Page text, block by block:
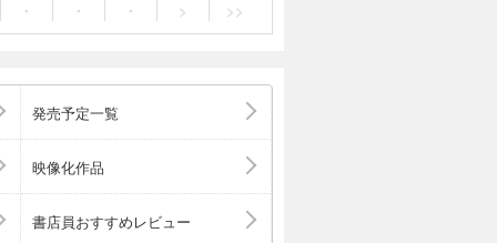
ば、基礎編
る前に必要な
越えるため
業で稼げるこ
成しました。
子書籍とし
は異なる表
・ ・ ・ > >>
発売予定一覧
映像化作品
書店員おすすめレビュー